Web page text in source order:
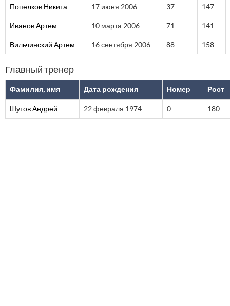
Попелков Никита 17 июня 2006 37 147
Иванов Артем 10 марта 2006 71 141
Вильчинский Артем 16 сентября 2006 88 158
Главный тренер
Фамилия, имя Дата рождения Номер Рост
Шутов Андрей 22 февраля 1974 0 180